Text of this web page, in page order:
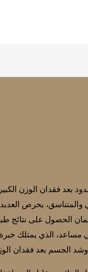
بعد فقدان الوزن
والمتناسق، يحرص
الحصول على نتائج
مساعد، الذي يمتلك
الجسم بعد فقدان